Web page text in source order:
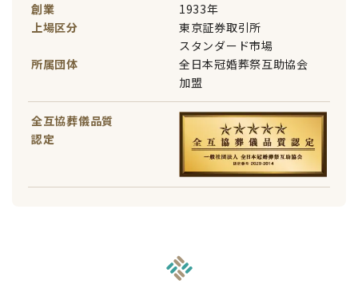
創業
1933年
上場区分
東京証券取引所
スタンダード市場
所属団体
全日本冠婚葬祭互助協会
加盟
全互協葬儀品質
認定